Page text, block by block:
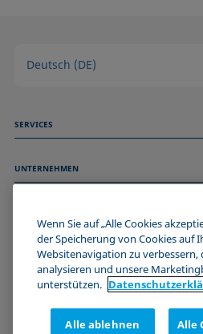
Deutsch (DE)
SERVICES
Technischer Service
UNTERNEHMEN
Stellenangebote
Events
Impressum
Datenschutzerklärung
Cookie-Richtlinie
Zertifizierungen (ISO 9001)
WERDE TEIL DER KRÜSS COMMUNITY
Wenn Sie auf „Alle Cookies
der Speicherung von Cookies auf
Websitenavigation zu verbessern,
analysieren und unsere
unterstützen.
Alle ablehnen Alle